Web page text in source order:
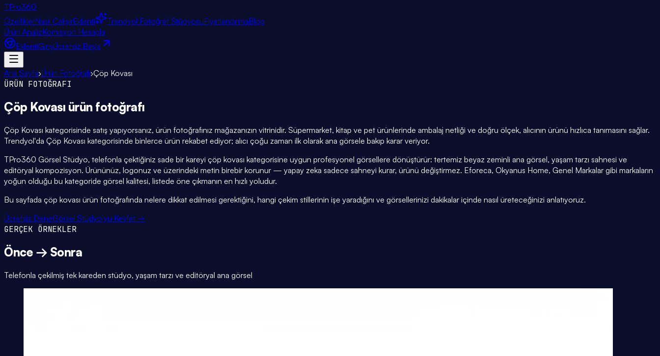
TPro360
ÖzelliklerNasıl ÇalışırEklenti Trendyol Fotoğraf StüdyosuFiyatlandırmaBlog
Ürün AnalizKomisyon Hesapla
EklentiGirişÜcretsiz Başla
Ana Sayfa›Ürün Fotoğrafı›Çöp Kovası
ÜRÜN FOTOĞRAFI
Çöp Kovası ürün fotoğrafı
Çöp Kovası kategorisinde satış yapıyorsanız, ürün fotoğrafınız mağazanızın vitrinidir. Süpermarket, kitap ve pet ürünlerinde ambalaj netliği ve doğru ölçek, alıcının ürünü hızlıca tanımasını sağlar.
Trendyol'da Çöp Kovası kategorisinde binlerce ürün rekabet ediyor; alıcı çoğu zaman ilk olarak ana görsele bakıp karar veriyor.
TPro360 Görsel Stüdyo, telefonla çektiğiniz sade bir kareyi çöp kovası kategorisine uygun profesyonel görsellere dönüştürür: tertemiz beyaz zeminli ana görsel, yaşam tarzı sahnesi ve
editöryal kompozisyon. Ürününüz, logonuz ve üzerindeki metin birebir korunur — yapay zeka sadece sahneyi kurar, ürünü değiştirmez. Eforeca, Okyanus Home, Genel Markalar gibi markaların
yoğun olduğu bu kategoride görsel kalitesi, listede öne çıkmanın en hızlı yoludur.
Bu sayfada çöp kovası ürün fotoğrafında nelere dikkat edilmesi gerektiğini, hangi çekim stillerinin işe yaradığını ve görsellerinizi dakikalar içinde nasıl üreteceğinizi anlatıyoruz.
Ücretsiz DeneGörsel Stüdyo'yu Keşfet →
GERÇEK ÖRNEKLER
Önce → Sonra
Telefonla çekilmiş tek kareden stüdyo, yaşam tarzı ve editöryal ana görsel